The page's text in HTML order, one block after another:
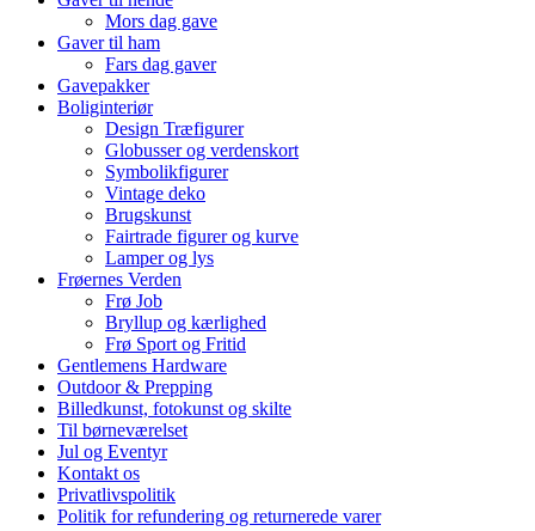
Mors dag gave
Gaver til ham
Fars dag gaver
Gavepakker
Boliginteriør
Design Træfigurer
Globusser og verdenskort
Symbolikfigurer
Vintage deko
Brugskunst
Fairtrade figurer og kurve
Lamper og lys
Frøernes Verden
Frø Job
Bryllup og kærlighed
Frø Sport og Fritid
Gentlemens Hardware
Outdoor & Prepping
Billedkunst, fotokunst og skilte
Til børneværelset
Jul og Eventyr
Kontakt os
Privatlivspolitik
Politik for refundering og returnerede varer